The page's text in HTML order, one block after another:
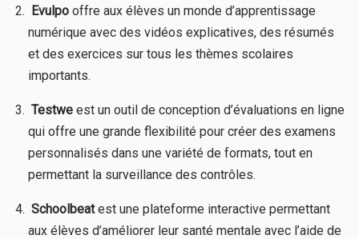
Evulpo offre aux élèves un monde d’apprentissage
numérique avec des vidéos explicatives, des résumés
et des exercices sur tous les thèmes scolaires
importants.
Testwe est un outil de conception d’évaluations en ligne
qui offre une grande flexibilité pour créer des examens
personnalisés dans une variété de formats, tout en
permettant la surveillance des contrôles.
Schoolbeatest une plateforme interactive permettant
aux élèves d’améliorer leur santé mentale avec l’aide de